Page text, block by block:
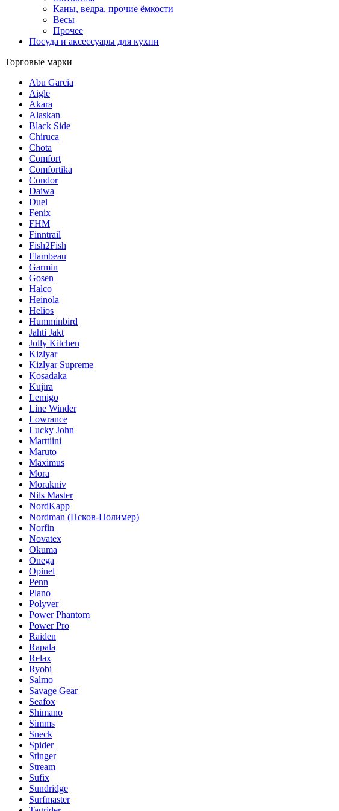
Каны, ведра, прочие ёмкости
Весы
Прочее
Посуда и аксессуары для кухни
Торговые марки
Abu Garcia
Aigle
Akara
Alaskan
Black Side
Chiruca
Chota
Comfort
Comfortika
Condor
Daiwa
Duel
Fenix
FHM
Finntrail
Fish2Fish
Flambeau
Garmin
Gosen
Halco
Heinola
Helios
Humminbird
Jahti Jakt
Jolly Kitchen
Kizlyar
Kizlyar Supreme
Kosadaka
Kujira
Lemigo
Line Winder
Lowrance
Lucky John
Marttiini
Maruto
Maximus
Mora
Morakniv
Nils Master
NordKapp
Nordman (Псков-Полимер)
Norfin
Novatex
Okuma
Onega
Opinel
Penn
Plano
Polyver
Power Phantom
Power Pro
Raiden
Rapala
Relax
Ryobi
Salmo
Savage Gear
Seafox
Shimano
Simms
Sneck
Spider
Stinger
Stream
Sufix
Sundridge
Surfmaster